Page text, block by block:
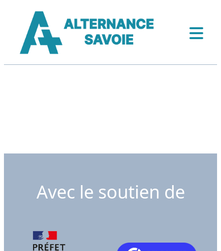
Avec le soutien de